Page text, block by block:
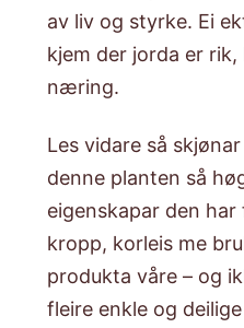
av liv og styrke. Ei
kjem der jorda er
næring.
Les vidare så
denne planten så
eigenskapar den
kropp, korleis me
produkta våre – og
fleire enkle og